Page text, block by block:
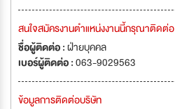
สนใจสมัครงานตำแหน่งงานนี้กรุณาติดต่อ
ชื่อผู้ติดต่อ :ฝ่ายบุคคล
เบอร์ผู้ติดต่อ :063-9029563
ข้อมูลการติดต่อบริษัท